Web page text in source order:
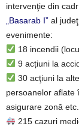
intervenţie din
„Basarab I” al
evenimente:
18 incendii
9 acțiuni la
30 acţiuni la
persoanelor aflate
asigurare zonă
215 cazuri